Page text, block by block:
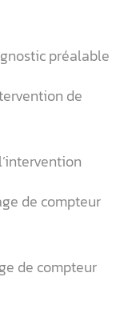
préalable
de
de compteur
de compteur